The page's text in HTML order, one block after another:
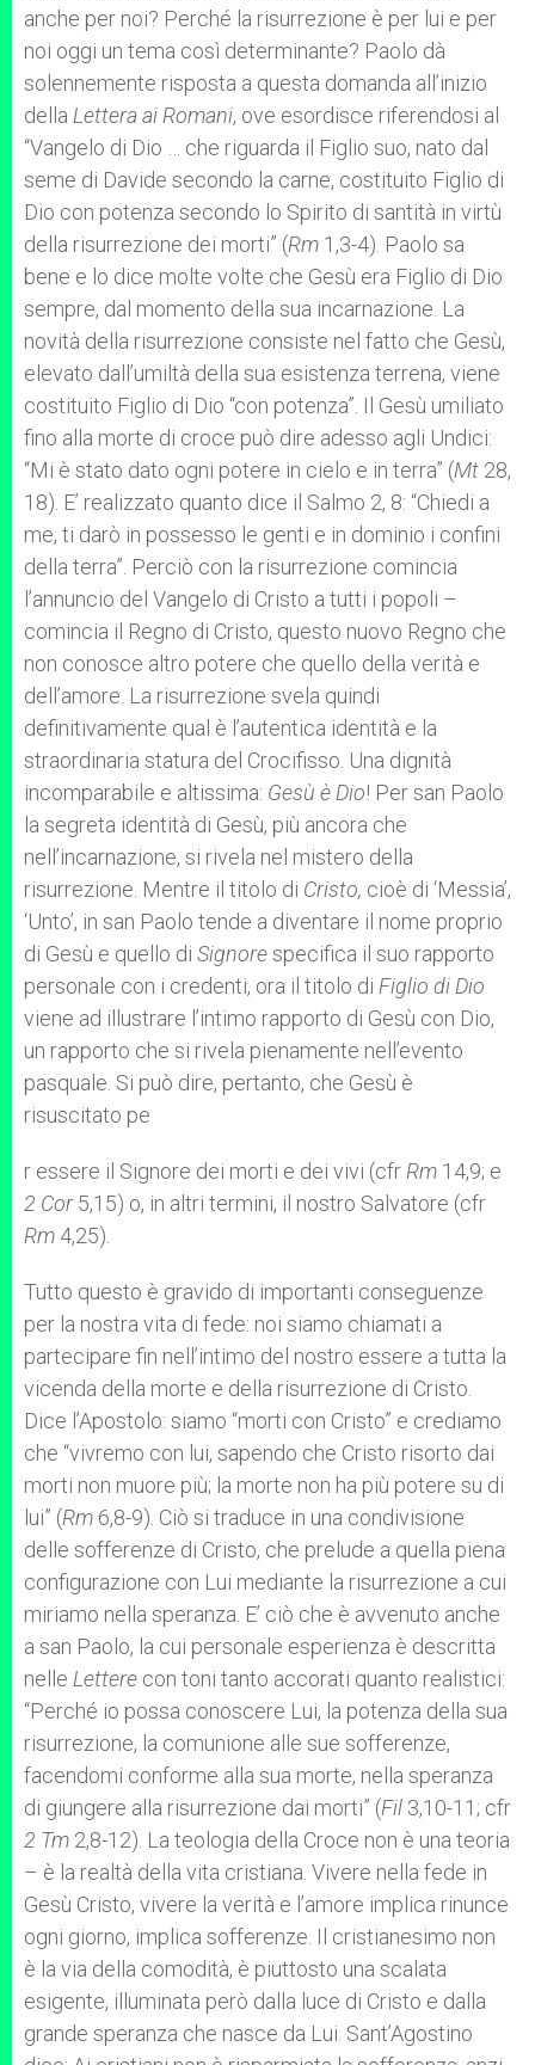
anche per noi? Perché la risurrezione è per lui e per
noi oggi un tema così determinante? Paolo dà
solennemente risposta a questa domanda all’inizio
della Lettera ai Romani, ove esordisce riferendosi al
“Vangelo di Dio … che riguarda il Figlio suo, nato dal
seme di Davide secondo la carne, costituito Figlio di
Dio con potenza secondo lo Spirito di santità in virtù
della risurrezione dei morti” (Rm 1,3-4). Paolo sa
bene e lo dice molte volte che Gesù era Figlio di Dio
sempre, dal momento della sua incarnazione. La
novità della risurrezione consiste nel fatto che Gesù,
elevato dall’umiltà della sua esistenza terrena, viene
costituito Figlio di Dio “con potenza”. Il Gesù umiliato
fino alla morte di croce può dire adesso agli Undici:
“Mi è stato dato ogni potere in cielo e in terra” (Mt 28,
18). E’ realizzato quanto dice il Salmo 2, 8: “Chiedi a
me, ti darò in possesso le genti e in dominio i confini
della terra”. Perciò con la risurrezione comincia
l’annuncio del Vangelo di Cristo a tutti i popoli –
comincia il Regno di Cristo, questo nuovo Regno che
non conosce altro potere che quello della verità e
dell’amore. La risurrezione svela quindi
definitivamente qual è l’autentica identità e la
straordinaria statura del Crocifisso. Una dignità
incomparabile e altissima: Gesù è Dio! Per san Paolo
la segreta identità di Gesù, più ancora che
nell’incarnazione, si rivela nel mistero della
risurrezione. Mentre il titolo di Cristo, cioè di ‘Messia’,
‘Unto’, in san Paolo tende a diventare il nome proprio
di Gesù e quello di Signorespecifica il suo rapporto
personale con i credenti, ora il titolo di Figlio di Dio
viene ad illustrare l’intimo rapporto di Gesù con Dio,
un rapporto che si rivela pienamente nell’evento
pasquale. Si può dire, pertanto, che Gesù è
risuscitato pe
r essere il Signore dei morti e dei vivi (cfr Rm 14,9; e
2 Cor5,15) o, in altri termini, il nostro Salvatore (cfr
Rm 4,25).
Tutto questo è gravido di importanti conseguenze
per la nostra vita di fede: noi siamo chiamati a
partecipare fin nell’intimo del nostro essere a tutta la
vicenda della morte e della risurrezione di Cristo.
Dice l’Apostolo: siamo “morti con Cristo” e crediamo
che “vivremo con lui, sapendo che Cristo risorto dai
morti non muore più; la morte non ha più potere su di
lui” (Rm 6,8-9). Ciò si traduce in una condivisione
delle sofferenze di Cristo, che prelude a quella piena
configurazione con Lui mediante la risurrezione a cui
miriamo nella speranza. E’ ciò che è avvenuto anche
a san Paolo, la cui personale esperienza è descritta
nelle Lettere con toni tanto accorati quanto realistici:
“Perché io possa conoscere Lui, la potenza della sua
risurrezione, la comunione alle sue sofferenze,
facendomi conforme alla sua morte, nella speranza
di giungere alla risurrezione dai morti” (Fil 3,10-11; cfr
2 Tm 2,8-12). La teologia della Croce non è una teoria
– è la realtà della vita cristiana. Vivere nella fede in
Gesù Cristo, vivere la verità e l’amore implica rinunce
ogni giorno, implica sofferenze. Il cristianesimo non
è la via della comodità, è piuttosto una scalata
esigente, illuminata però dalla luce di Cristo e dalla
grande speranza che nasce da Lui. Sant’Agostino